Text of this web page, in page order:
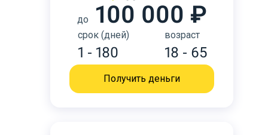
до 100 000 ₽
срок (дней)
1 - 180
возраст
18 - 65
Получить деньги